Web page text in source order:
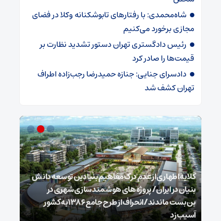
شاه‌محمدی: با رفتارهای تابوشکنانه وکلا در فضای
مجازی برخورد می‌کنیم
رئیس دادگستری تهران دستور تشدید نظارت بر
قیمت‌ها را صادر کرد
دادسرای جنایی: جنازه حمیدرضا رجب‌زاده اطراف
تهران کشف شد
گلایه اطهاری از عدم درک مفاهیم بنیادین توسعه دانش
بنیان در ایران/ پروژه‌های هوشمندسازی شهری در
بن‌بست ماندند/انحراف از طرح جامع ۱۳۸۶ به کشور
آسیب زد